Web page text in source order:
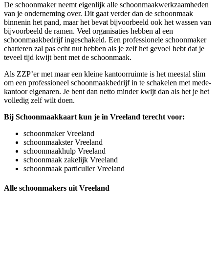
De schoonmaker neemt eigenlijk alle schoonmaakwerkzaamheden
van je onderneming over. Dit gaat verder dan de schoonmaak
binnenin het pand, maar het bevat bijvoorbeeld ook het wassen van
bijvoorbeeld de ramen. Veel organisaties hebben al een
schoonmaakbedrijf ingeschakeld. Een professionele schoonmaker
charteren zal pas echt nut hebben als je zelf het gevoel hebt dat je
teveel tijd kwijt bent met de schoonmaak.
Als ZZP’er met maar een kleine kantoorruimte is het meestal slim
om een professioneel schoonmaakbedrijf in te schakelen met mede-
kantoor eigenaren. Je bent dan netto minder kwijt dan als het je het
volledig zelf wilt doen.
Bij Schoonmaakkaart kun je in Vreeland terecht voor:
schoonmaker Vreeland
schoonmaakster Vreeland
schoonmaakhulp Vreeland
schoonmaak zakelijk Vreeland
schoonmaak particulier Vreeland
Alle schoonmakers uit Vreeland